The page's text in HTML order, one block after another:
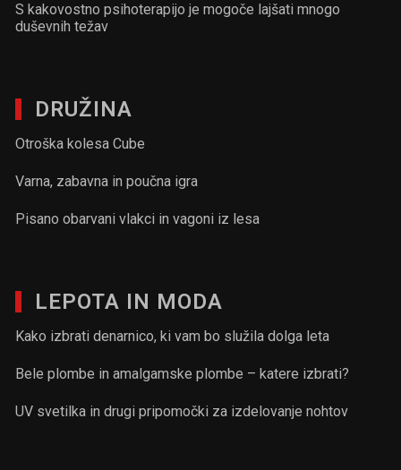
S kakovostno psihoterapijo je mogoče lajšati mnogo
duševnih težav
DRUŽINA
Otroška kolesa Cube
Varna, zabavna in poučna igra
Pisano obarvani vlakci in vagoni iz lesa
LEPOTA IN MODA
Kako izbrati denarnico, ki vam bo služila dolga leta
Bele plombe in amalgamske plombe – katere izbrati?
UV svetilka in drugi pripomočki za izdelovanje nohtov